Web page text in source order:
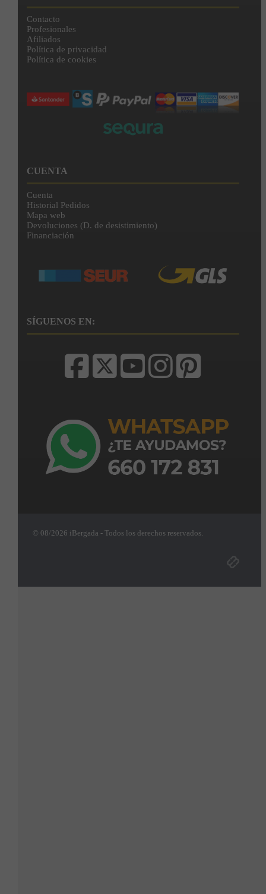
Contacto
Profesionales
Afiliados
Política de privacidad
Política de cookies
CUENTA
Cuenta
Historial Pedidos
Mapa web
Devoluciones (D. de desistimiento)
Financiación
SÍGUENOS EN:
© 08/2026 iBergada - Todos los derechos reservados.